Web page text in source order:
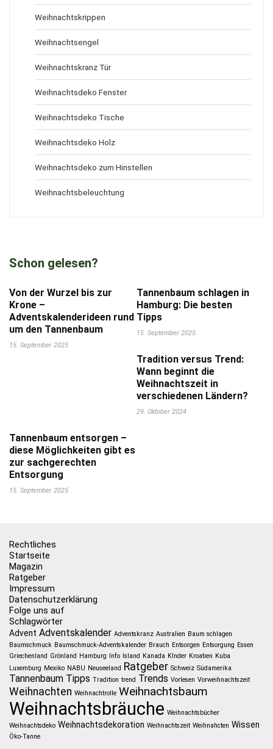
Weihnachtskrippen
Weihnachtsengel
Weihnachtskranz Tür
Weihnachtsdeko Fenster
Weihnachtsdeko Tische
Weihnachtsdeko Holz
Weihnachtsdeko zum Hinstellen
Weihnachtsbeleuchtung
Schon gelesen?
Von der Wurzel bis zur
Krone –
Adventskalenderideen rund
um den Tannenbaum
15. September 2025
Tannenbaum schlagen in
Hamburg: Die besten
Tipps
15. September 2025
Tradition versus Trend:
Wann beginnt die
Weihnachtszeit in
verschiedenen Ländern?
29. Oktober 2024
Tannenbaum entsorgen –
diese Möglichkeiten gibt es
zur sachgerechten
Entsorgung
15. September 2025
Rechtliches
Startseite
Magazin
Ratgeber
Impressum
Datenschutzerklärung
Folge uns auf
Schlagwörter
Advent Adventskalender Adventskranz Australien Baum schlagen
Baumschmuck Baumschmuck-Adventskalender Brauch Entsorgen Entsorgung Essen
Griechenland Grönland Hamburg Info Island Kanada KInder Kroatien Kuba
Luxemburg Mexiko NABU Neuseeland Ratgeber Schweiz Südamerika
Tannenbaum Tipps Tradition trend Trends Vorlesen Vorweihnachtszeit
Weihnachten Weihnachtrolle Weihnachtsbaum
Weihnachtsbräuche Weihnachtsbücher
Weihnachtsdeko Weihnachtsdekoration Weihnachtszeit Weihnahcten Wissen
Öko-Tanne